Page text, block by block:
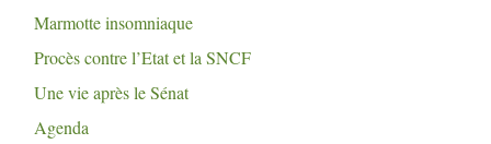
Marmotte insomniaque
Procès contre l’Etat et la SNCF
Une vie après le Sénat
Agenda